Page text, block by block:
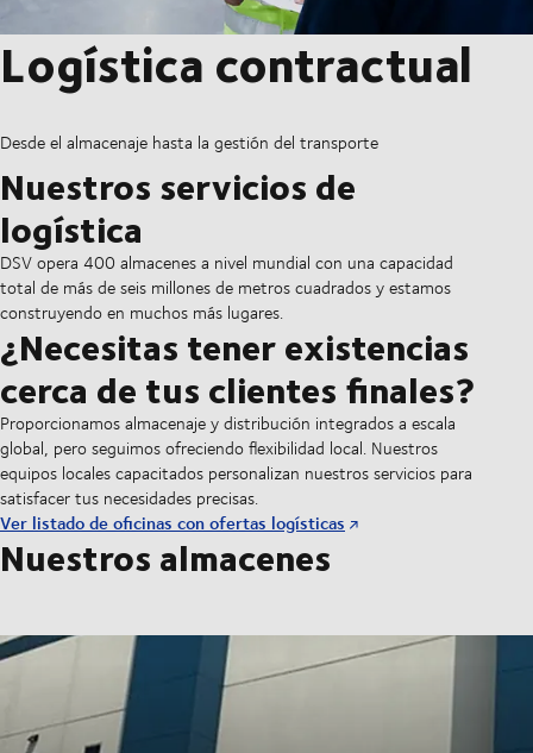
Logística contractual
Desde el almacenaje hasta la gestión del transporte
Nuestros servicios de
logística
DSV opera 400 almacenes a nivel mundial con una capacidad
total de más de seis millones de metros cuadrados y estamos
construyendo en muchos más lugares.
¿Necesitas tener existencias
cerca de tus clientes finales?
Proporcionamos almacenaje y distribución integrados a escala
global, pero seguimos ofreciendo flexibilidad local. Nuestros
equipos locales capacitados personalizan nuestros servicios para
satisfacer tus necesidades precisas.
Ver listado de oficinas con ofertas logísticas
Nuestros almacenes